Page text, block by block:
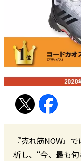
『売れ筋NOW』
析し、“今、最も